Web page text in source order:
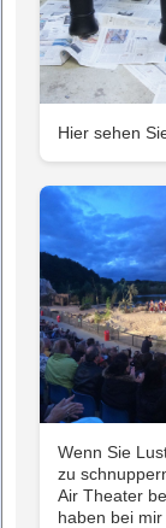
Hier sehen
Wenn Sie
zu
Air Theater
haben bei